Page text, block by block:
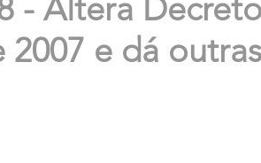
- Altera Decreto
e dá outras